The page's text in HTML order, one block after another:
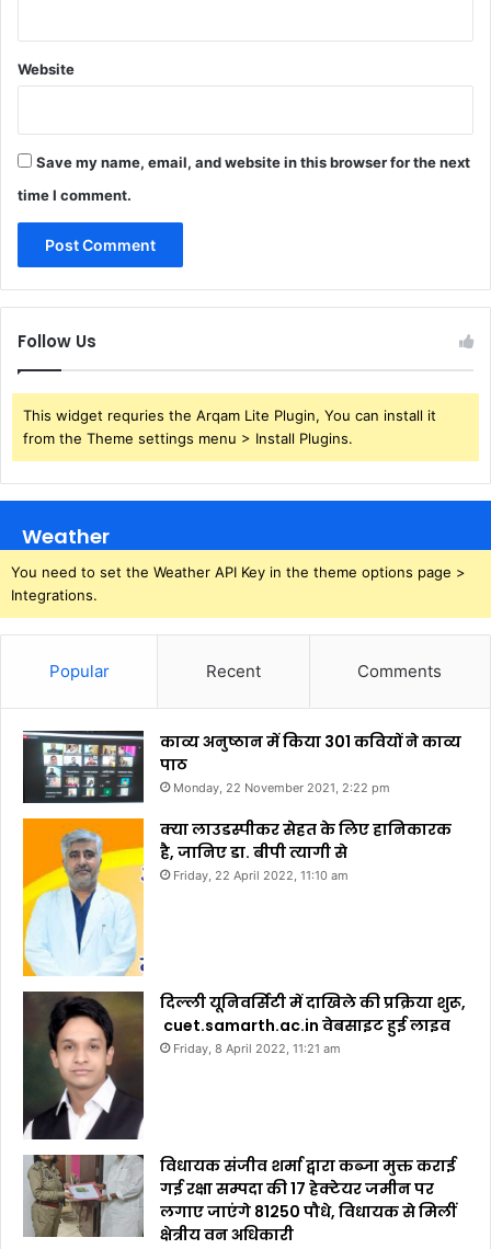
Website
Save my name, email, and website in this browser for the next
time I comment.
Follow Us
This widget requries the Arqam Lite Plugin, You can install it
from the Theme settings menu > Install Plugins.
Weather
You need to set the Weather API Key in the theme options page >
Integrations.
Popular Recent Comments
काव्य अनुष्ठान में किया 301 कवियों ने काव्य
पाठ
Monday, 22 November 2021, 2:22 pm
क्या लाउडस्पीकर सेहत के लिए हानिकारक
है, जानिए डा. बीपी त्यागी से
Friday, 22 April 2022, 11:10 am
दिल्ली यूनिवर्सिटी में दाखिले की प्रक्रिया शुरू,
cuet.samarth.ac.in वेबसाइट हुई लाइव
Friday, 8 April 2022, 11:21 am
विधायक संजीव शर्मा द्वारा कब्जा मुक्त कराई
गई रक्षा सम्पदा की 17 हेक्टेयर जमीन पर
लगाए जाएंगे 81250 पौधे, विधायक से मिलीं
क्षेत्रीय वन अधिकारी